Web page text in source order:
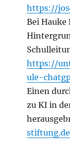
https://
Bei Hauke
https://
ule-
Einen
zu KI in